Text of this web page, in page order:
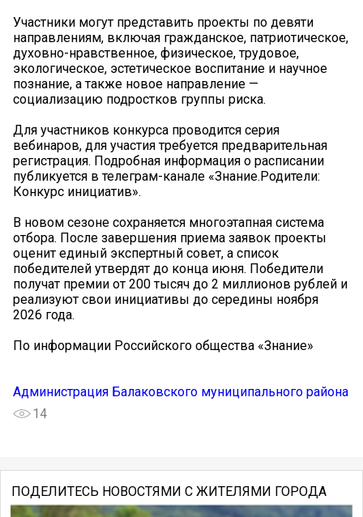
Участники могут представить проекты по девяти
направлениям, включая гражданское, патриотическое,
духовно-нравственное, физическое, трудовое,
экологическое, эстетическое воспитание и научное
познание, а также новое направление —
социализацию подростков группы риска.
Для участников конкурса проводится серия
вебинаров, для участия требуется предварительная
регистрация. Подробная информация о расписании
публикуется в телеграм-канале «Знание.Родители:
Конкурс инициатив».
В новом сезоне сохраняется многоэтапная система
отбора. После завершения приема заявок проекты
оценит единый экспертный совет, а список
победителей утвердят до конца июня. Победители
получат премии от 200 тысяч до 2 миллионов рублей и
реализуют свои инициативы до середины ноября
2026 года.
По информации Российского общества «Знание»
Администрация Балаковского муниципального района
14
ПОДЕЛИТЕСЬ НОВОСТЯМИ С ЖИТЕЛЯМИ ГОРОДА